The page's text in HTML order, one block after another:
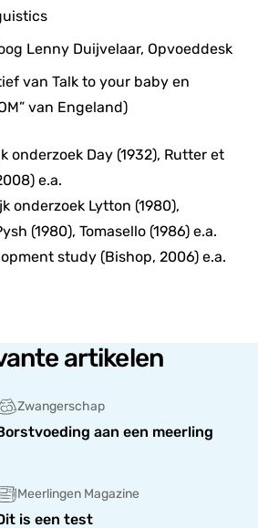
Lenny Duijvelaar, Opvoeddesk
van Talk to your baby en
van Engeland)
onderzoek Day (1932), Rutter et
e.a.
onderzoek Lytton (1980),
(1980), Tomasello (1986) e.a.
study (Bishop, 2006) e.a.
artikelen
Zwangerschap
aan een meerling
Meerlingen Magazine
is een test